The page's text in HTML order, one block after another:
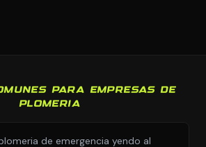
PARA EMPRESAS DE
PLOMERIA
de emergencia yendo al